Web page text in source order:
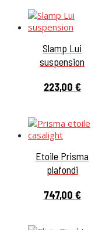
Slamp Lui
suspension
223,00 €
Etoile Prisma
plafondi
747,00 €